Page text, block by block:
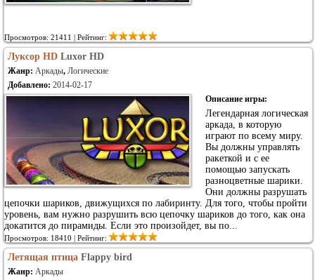
Просмотров: 21411 | Рейтинг:
Луксор HD Luxor HD
Жанр: Аркады, Логические
Добавлено: 2014-02-17
Описание игры:
Легендарная логическая
аркада, в которую
играют по всему миру.
Вы должны управлять
ракеткой и с ее
помощью запускать
разноцветные шарики.
Они должны разрушать
цепочки шариков, движущихся по лабиринту. Для того, чтобы пройти
уровень, вам нужно разрушить всю цепочку шариков до того, как она
докатится до пирамиды. Если это произойдет, вы по...
Просмотров: 18410 | Рейтинг:
Летящая птица Flappy bird
Жанр: Аркады